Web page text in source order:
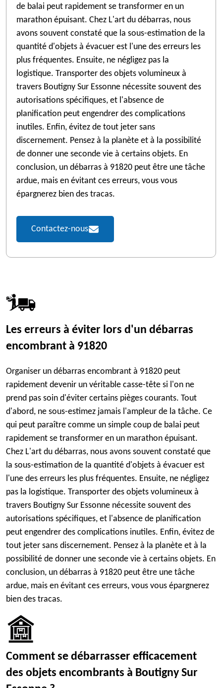
de balai peut rapidement se transformer en un
marathon épuisant. Chez L'art du débarras, nous
avons souvent constaté que la sous-estimation de la
quantité d'objets à évacuer est l'une des erreurs les
plus fréquentes. Ensuite, ne négligez pas la
logistique. Transporter des objets volumineux à
travers Boutigny Sur Essonne nécessite souvent des
autorisations spécifiques, et l'absence de
planification peut engendrer des complications
inutiles. Enfin, évitez de tout jeter sans
discernement. Pensez à la planète et à la possibilité
de donner une seconde vie à certains objets. En
conclusion, un débarras à 91820 peut être une tâche
ardue, mais en évitant ces erreurs, vous vous
épargnerez bien des tracas.
Contactez-nous
Les erreurs à éviter lors d'un débarras
encombrant à 91820
Organiser un débarras encombrant à 91820 peut
rapidement devenir un véritable casse-tête si l'on ne
prend pas soin d'éviter certains pièges courants. Tout
d'abord, ne sous-estimez jamais l'ampleur de la tâche. Ce
qui peut paraître comme un simple coup de balai peut
rapidement se transformer en un marathon épuisant.
Chez L'art du débarras, nous avons souvent constaté que
la sous-estimation de la quantité d'objets à évacuer est
l'une des erreurs les plus fréquentes. Ensuite, ne négligez
pas la logistique. Transporter des objets volumineux à
travers Boutigny Sur Essonne nécessite souvent des
autorisations spécifiques, et l'absence de planification
peut engendrer des complications inutiles. Enfin, évitez de
tout jeter sans discernement. Pensez à la planète et à la
possibilité de donner une seconde vie à certains objets. En
conclusion, un débarras à 91820 peut être une tâche
ardue, mais en évitant ces erreurs, vous vous épargnerez
bien des tracas.
Comment se débarrasser efficacement
des objets encombrants à Boutigny Sur